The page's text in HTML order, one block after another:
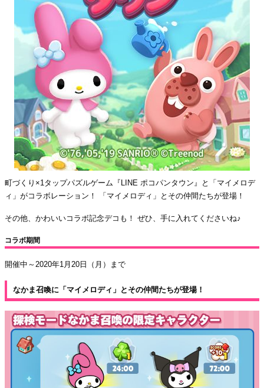
町づくり×1タップパズルゲーム『LINE ポコパンタウン』と「マイメロデ
ィ」がコラボレーション！ 「マイメロディ」とその仲間たちが登場！
その他、かわいいコラボ記念デコも！ ぜひ、手に入れてくださいね♪
コラボ期間
開催中～2020年1月20日（月）まで
なかま召喚に「マイメロディ」とその仲間たちが登場！